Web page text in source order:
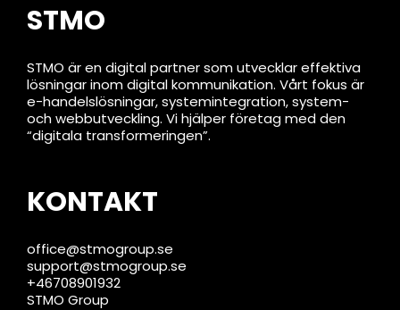
STMO
STMO är en digital partner som utvecklar effektiva
lösningar inom digital kommunikation. Vårt fokus är
e-handelslösningar, systemintegration, system-
och webbutveckling. Vi hjälper företag med den
“digitala transformeringen”.
KONTAKT
office@stmogroup.se
support@stmogroup.se
+46708901932
STMO Group